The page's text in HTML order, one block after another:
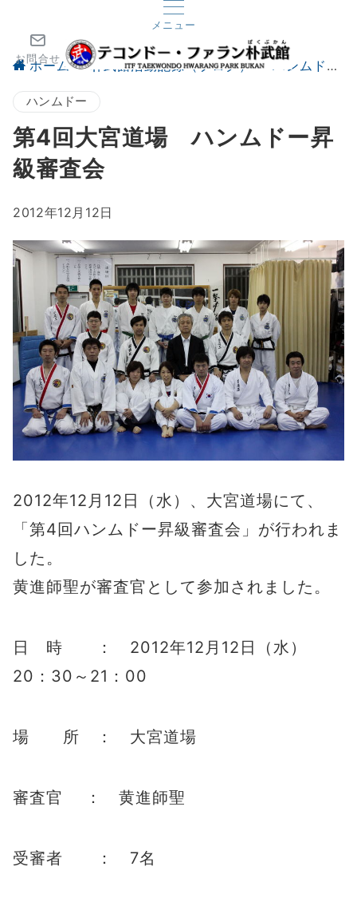
メニュー
お問合せ
ホーム 朴武館活動記録（ブログ） ハンムドー
ハンムドー
第4回大宮道場 ハンムドー昇
級審査会
2012年12月12日
2012年12月12日（水）、大宮道場にて、
「第4回ハンムドー昇級審査会」が行われま
した。
黄進師聖が審査官として参加されました。
日 時 ： 2012年12月12日（水）
20：30～21：00
場 所 ： 大宮道場
審査官 ： 黄進師聖
受審者 ： 7名